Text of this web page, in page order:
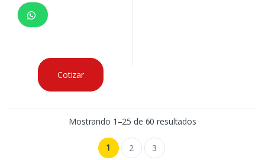
Cotizar
Mostrando 1–25 de 60 resultados
1 2 3